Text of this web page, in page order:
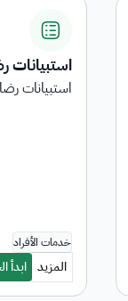
المنقولات
هي خدمة عرض